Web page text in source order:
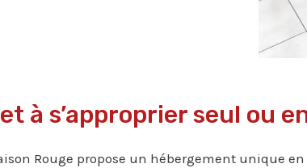
à s’approprier seul ou
Rouge propose un hébergement unique